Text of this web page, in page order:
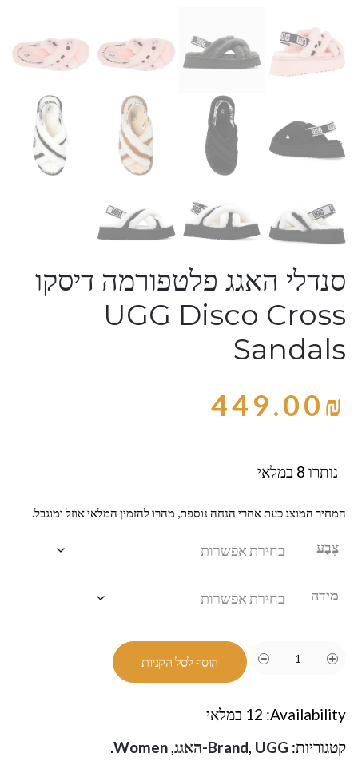
סנדלי האגג פלטפורמה דיסקו
UGG Disco Cross
Sandals
449.00₪
נותרו 8 במלאי
המחיר המוצג כעת אחרי הנחה נוספת, מהרו להזמין המלאי אוזל ומוגבל.
צֶבַע
מידה
הוסף לסל הקניות
Availability: 12 במלאי
קטגוריות:
Brand, UGG-האגג ,
Women
.